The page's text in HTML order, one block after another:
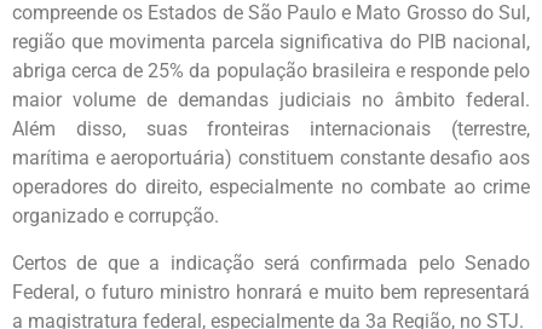
compreende os Estados de São Paulo e Mato Grosso do Sul,
região que movimenta parcela significativa do PIB nacional,
abriga cerca de 25% da população brasileira e responde pelo
maior volume de demandas judiciais no âmbito federal.
Além disso, suas fronteiras internacionais (terrestre,
marítima e aeroportuária) constituem constante desafio aos
operadores do direito, especialmente no combate ao crime
organizado e corrupção.
Certos de que a indicação será confirmada pelo Senado
Federal, o futuro ministro honrará e muito bem representará
a magistratura federal, especialmente da 3a Região, no STJ.